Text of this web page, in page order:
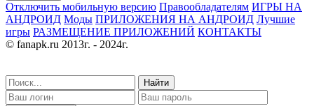
Отключить мобильную версию Правообладателям ИГРЫ НА
АНДРОИД Моды ПРИЛОЖЕНИЯ НА АНДРОИД Лучшие
игры РАЗМЕЩЕНИЕ ПРИЛОЖЕНИЙ КОНТАКТЫ
© fanapk.ru 2013г. - 2024г.
Найти